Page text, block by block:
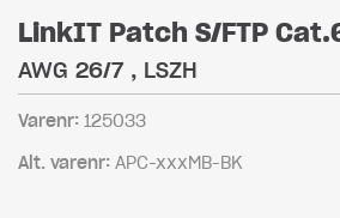
LinkIT Patch S/FTP
AWG 26/7 , LSZH
Varenr: 125033
Alt. varenr: APC-xxxMB-BK